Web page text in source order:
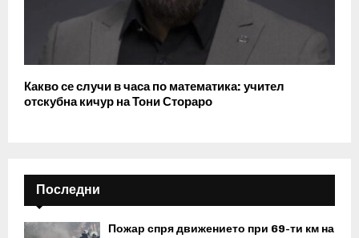
Какво се случи в часа по математика: учител
отскубна кичур на Тони Стораро
Последни
Пожар спря движението при 69-ти км на